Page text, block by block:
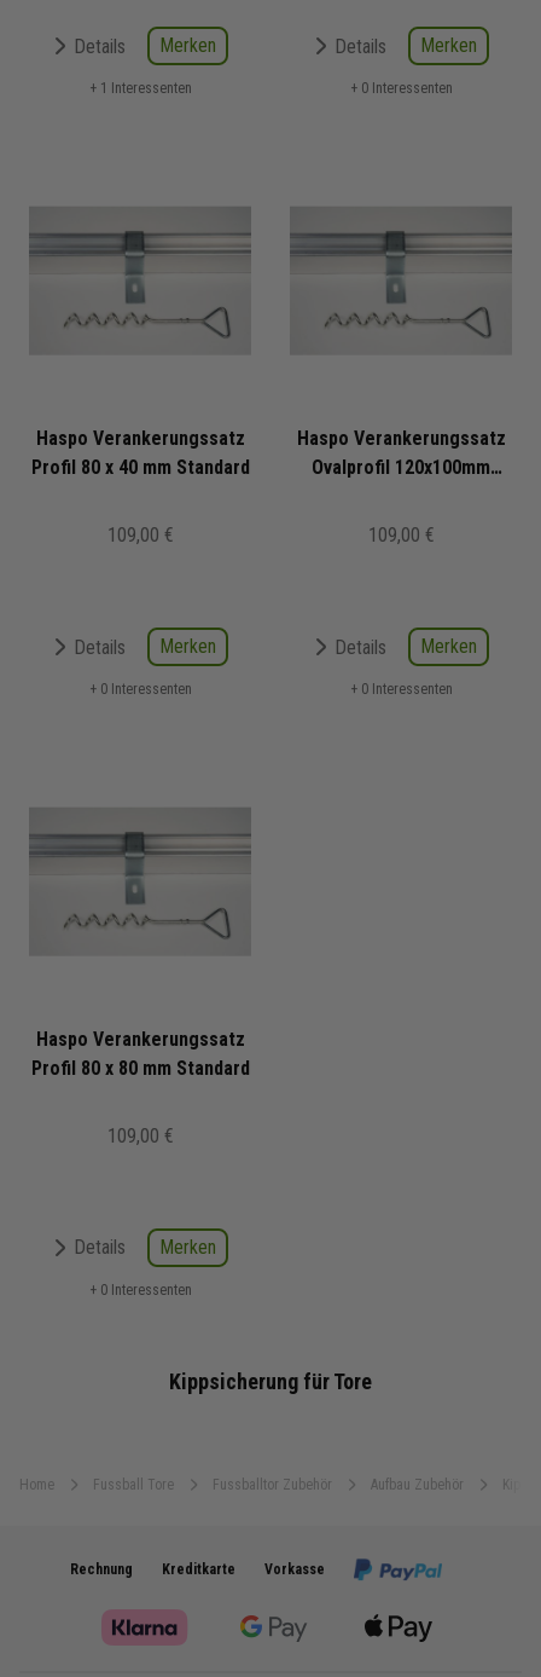
Home Fussball Tore Fussballtor Zubehör Aufbau Zubehör
Details Merken
+ 1 Interessenten
Details Merken
+ 0 Interessenten
Haspo Verankerungssatz
Profil 80 x 40 mm Standard
109,00 €
Details Merken
+ 0 Interessenten
Haspo Verankerungssatz
Ovalprofil 120x100mm
109,00 €
Details Merken
+ 0 Interessenten
Haspo Verankerungssatz
Profil 80 x 80 mm Standard
109,00 €
Details Merken
+ 0 Interessenten
Kippsicherung für Tore
Rechnung Kreditkarte Vorkasse